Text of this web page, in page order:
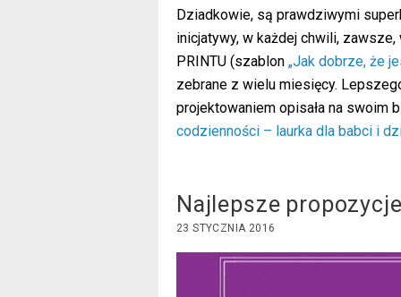
Dziadkowie, są prawdziwymi
inicjatywy, w każdej chwili,
PRINTU (szablon „Jak dobrze, że
zebrane z wielu miesięcy.
projektowaniem opisała na swoim
codzienności – laurka dla babci i
Najlepsze
23 STYCZNIA 2016